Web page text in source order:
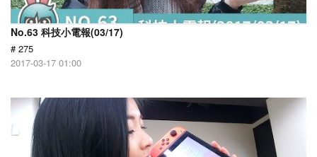
No.63 科技小電報(03/17)
# 275
2017-03-17 01:00